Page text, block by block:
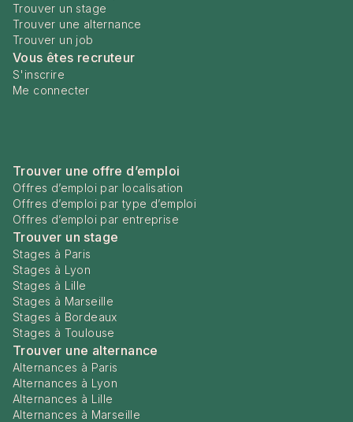
Trouver un stage
Trouver une alternance
Trouver un job
Vous êtes recruteur
S'inscrire
Me connecter
Trouver une offre d’emploi
Offres d’emploi par localisation
Offres d’emploi par type d’emploi
Offres d’emploi par entreprise
Trouver un stage
Stages à Paris
Stages à Lyon
Stages à Lille
Stages à Marseille
Stages à Bordeaux
Stages à Toulouse
Trouver une alternance
Alternances à Paris
Alternances à Lyon
Alternances à Lille
Alternances à Marseille